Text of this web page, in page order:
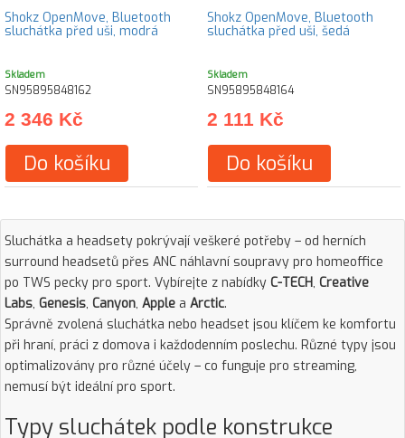
Shokz OpenMove, Bluetooth
sluchátka před uši, modrá
Skladem
SN95895848162
2 346 Kč
Do košíku
Shokz OpenMove, Bluetooth
sluchátka před uši, šedá
Skladem
SN95895848164
2 111 Kč
Do košíku
Sluchátka a headsety pokrývají veškeré potřeby – od herních
surround headsetů přes ANC náhlavní soupravy pro homeoffice
po TWS pecky pro sport. Vybírejte z nabídky C-TECH, Creative
Labs, Genesis, Canyon, Apple a Arctic.
Správně zvolená sluchátka nebo headset jsou klíčem ke komfortu
při hraní, práci z domova i každodenním poslechu. Různé typy jsou
optimalizovány pro různé účely – co funguje pro streaming,
nemusí být ideální pro sport.
Typy sluchátek podle konstrukce